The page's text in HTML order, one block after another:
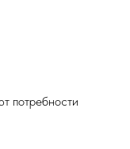
потребности